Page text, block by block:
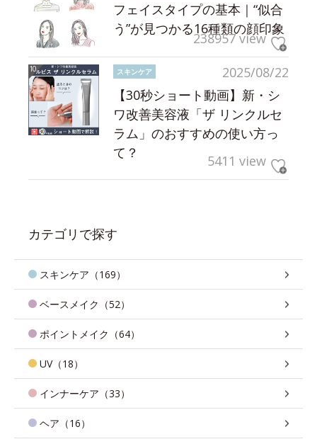
フェイスタイプの基本｜“似合
う”が見つかる16種類の顔印象
238957 view
2025/08/22
スキンケア
【30秒ショート動画】新・シ
ワ改善美容液「ザ リンクルセ
ラム」のおすすめの使い方っ
て？
5411 view
カテゴリで探す
スキンケア（169）
ベースメイク（52）
ポイントメイク（64）
UV（18）
インナーケア（33）
ヘア（16）